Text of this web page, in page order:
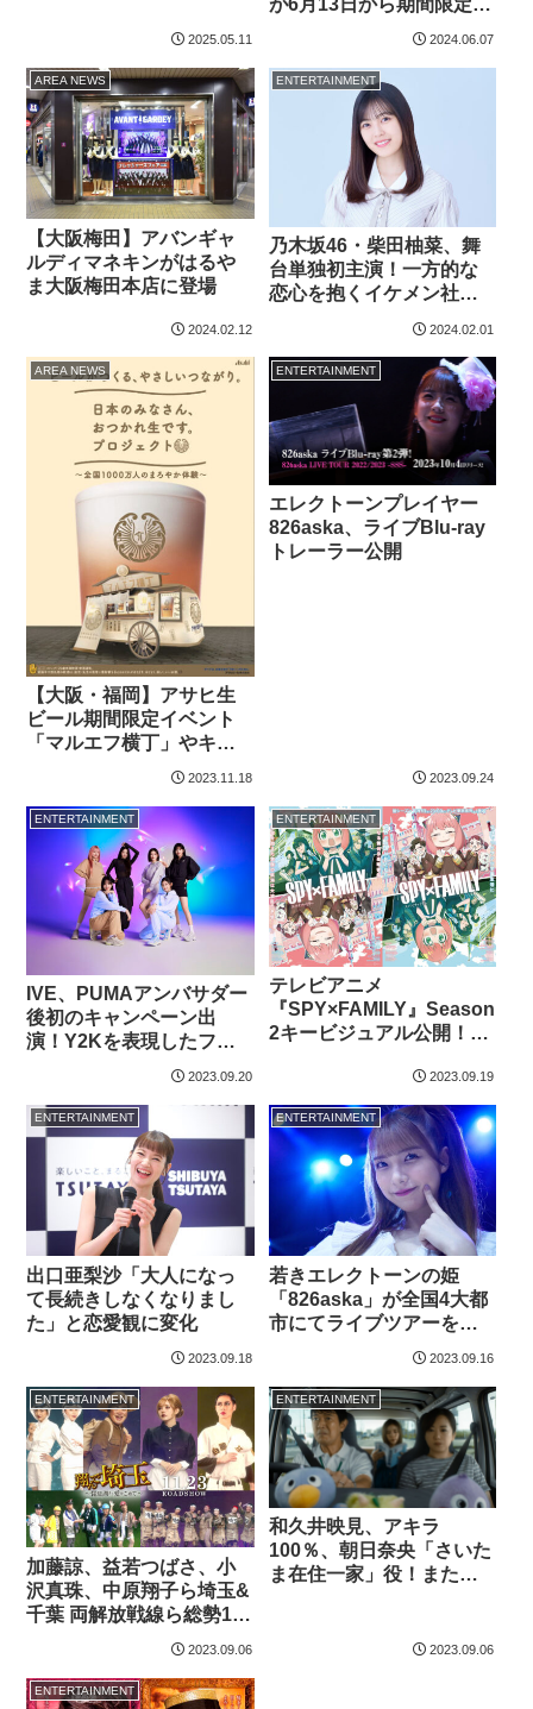
2025.05.11 2024.06.07
AREA NEWS
【大阪梅田】アバンギャ
ルディマネキンがはるや
ま大阪梅田本店に登場
2024.02.12
ENTERTAINMENT
乃木坂46・柴田柚菜、舞
台単独初主演！一方的な
恋心を抱くイケメン社会
2024.02.01
AREA NEWS
【大阪・福岡】アサヒ生
ビール期間限定イベント
「マルエフ横丁」やキッ
チンカーが大阪・福岡へ
2023.11.18
ENTERTAINMENT
エレクトーンプレイヤー
826aska、ライブBlu-ray
トレーラー公開
2023.09.24
ENTERTAINMENT
IVE、PUMAアンバサダー
後初のキャンペーン出
演！Y2Kを表現したファ
2023.09.20
ENTERTAINMENT
テレビアニメ
『SPY×FAMILY』Season
2キービジュアル公開！10
2023.09.19
ENTERTAINMENT
出口亜梨沙「大人になっ
て長続きしなくなりまし
た」と恋愛観に変化
2023.09.18
ENTERTAINMENT
若きエレクトーンの姫
「826aska」が全国4大都
市にてライブツアーを開
2023.09.16
ENTERTAINMENT
加藤諒、益若つばさ、小
沢真珠、中原翔子ら埼玉&
千葉 両解放戦線ら総勢19
名の“関東勢”集結
2023.09.06
ENTERTAINMENT
和久井映見、アキラ
100％、朝日奈央「さいた
ま在住一家」役！またも
2023.09.06
ENTERTAINMENT